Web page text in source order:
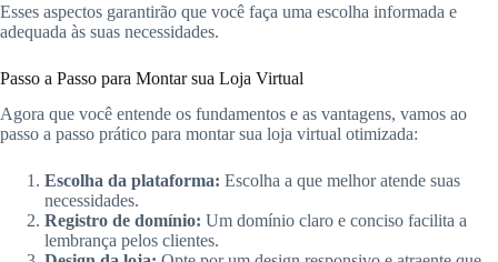
Esses aspectos garantirão que você faça uma escolha informada e
adequada às suas necessidades.
Passo a Passo para Montar sua Loja Virtual
Agora que você entende os fundamentos e as vantagens, vamos ao
passo a passo prático para montar sua loja virtual otimizada:
Escolha da plataforma: Escolha a que melhor atende suas
necessidades.
Registro de domínio: Um domínio claro e conciso facilita a
lembrança pelos clientes.